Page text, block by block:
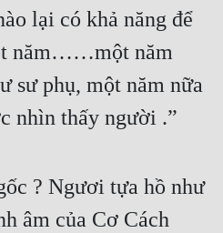
lại có khả năng để
năm……một năm
sư phụ, một năm nữa
nhìn thấy người .”
? Ngươi tựa hồ như
âm của Cơ Cách